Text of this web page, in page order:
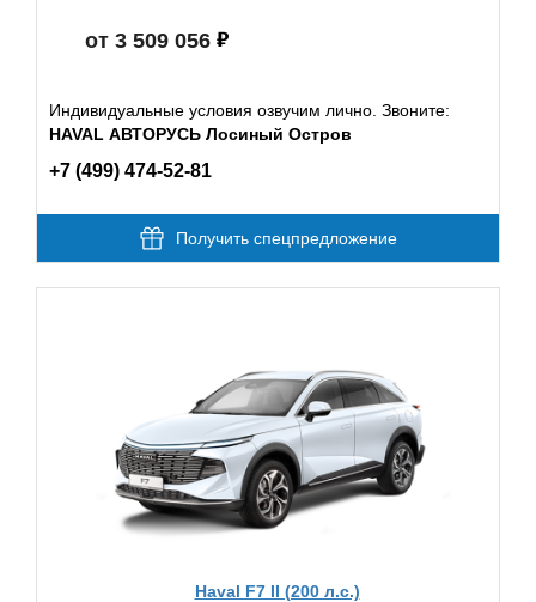
от 3 509 056
Индивидуальные условия озвучим лично. Звоните:
HAVAL АВТОРУСЬ Лосиный Остров
+7 (499) 474-52-81
Получить спецпредложение
Haval F7 II (200 л.с.)